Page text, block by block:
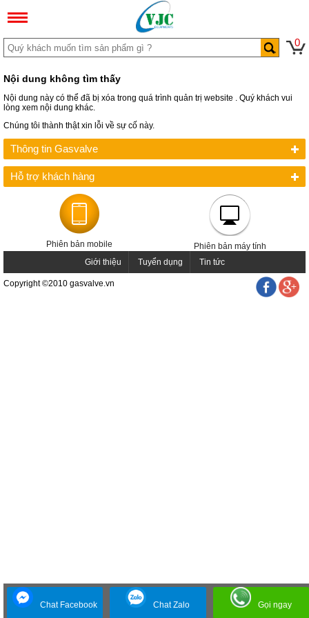
0
Nội dung không tìm thấy
Nội dung này có thể đã bị xóa trong quá trình quản trị website . Quý khách vui
lòng xem nội dung khác.
Chúng tôi thành thật xin lỗi về sự cố này.
Thông tin Gasvalve
Hỗ trợ khách hàng
Phiên bản mobile
Phiên bản máy tính
Giới thiệu
Tuyển dụng Tin tức
Copyright ©2010 gasvalve.vn
Chat Facebook Gọi ngay
Chat Zalo